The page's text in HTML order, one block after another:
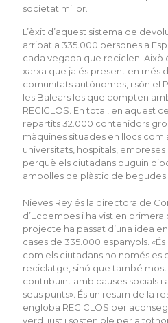
societat millor.
L’èxit d’aquest sistema de
arribat a 335.000 persones a
cada vegada que reciclen. Això
xarxa que ja és present en més
comunitats autònomes, i són el
les Balears les que compten
RECICLOS. En total, en aquest
repartits 32.000 contenidors
màquines situades en llocs com
universitats, hospitals,
perquè els ciutadans puguin
ampolles de plàstic de begudes.
Nieves Rey és la directora de
d’Ecoembes i ha vist en
projecte ha passat d’una idea
cases de 335.000 espanyols.
com els ciutadans no només
reciclatge, sinó que també
contribuint amb causes socials i
seus punts». És un resum de la
engloba RECICLOS per
verd, just i sostenible per a